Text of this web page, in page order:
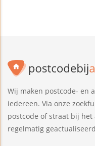
Wij maken postcode- en
iedereen. Via onze
postcode of straat bij het
regelmatig